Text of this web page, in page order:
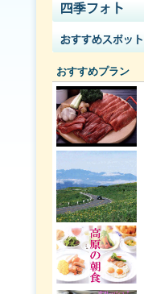
おすすめプラン